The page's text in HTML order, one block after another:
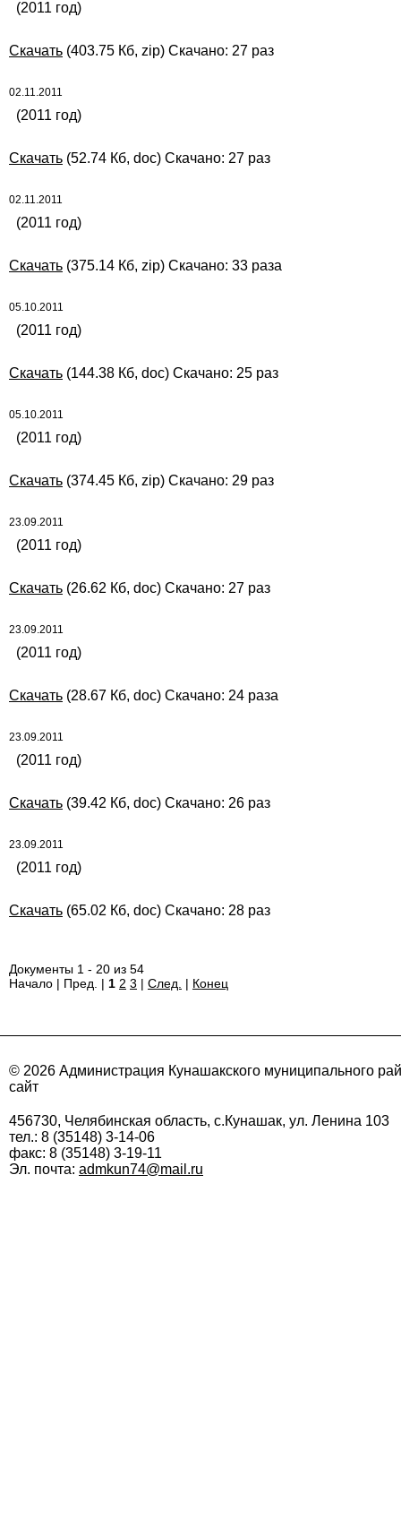
(2011 год)
Скачать (403.75 Кб, zip) Скачано: 27 раз
02.11.2011
(2011 год)
Скачать (52.74 Кб, doc) Скачано: 27 раз
02.11.2011
(2011 год)
Скачать (375.14 Кб, zip) Скачано: 33 раза
05.10.2011
(2011 год)
Скачать (144.38 Кб, doc) Скачано: 25 раз
05.10.2011
(2011 год)
Скачать (374.45 Кб, zip) Скачано: 29 раз
23.09.2011
(2011 год)
Скачать (26.62 Кб, doc) Скачано: 27 раз
23.09.2011
(2011 год)
Скачать (28.67 Кб, doc) Скачано: 24 раза
23.09.2011
(2011 год)
Скачать (39.42 Кб, doc) Скачано: 26 раз
23.09.2011
(2011 год)
Скачать (65.02 Кб, doc) Скачано: 28 раз
Документы 1 - 20 из 54
Начало | Пред. | 1 2 3 | След. | Конец
© 2026 Администрация Кунашакского муниципального
сайт
456730, Челябинская область, с.Кунашак, ул. Ленина 103
тел.: 8 (35148) 3-14-06
факс: 8 (35148) 3-19-11
Эл. почта: admkun74@mail.ru